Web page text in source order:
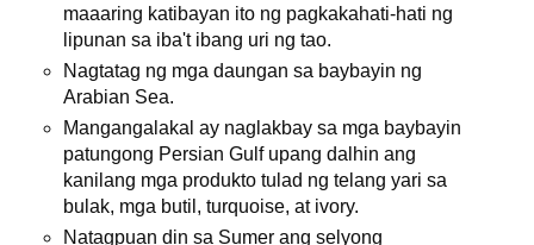
maaaring katibayan ito ng pagkakahati-hati ng
lipunan sa iba't ibang uri ng tao.
Nagtatag ng mga daungan sa baybayin ng
Arabian Sea.
Mangangalakal ay naglakbay sa mga baybayin
patungong Persian Gulf upang dalhin ang
kanilang mga produkto tulad ng telang yari sa
bulak, mga butil, turquoise, at ivory.
Natagpuan din sa Sumer ang selyong